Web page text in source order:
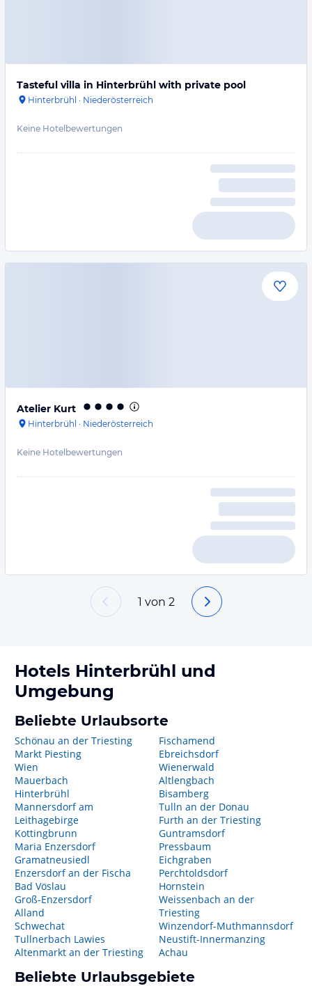
Tasteful villa in Hinterbrühl with private pool
Hinterbrühl · Niederösterreich
Keine Hotelbewertungen
Atelier Kurt
Hinterbrühl · Niederösterreich
Keine Hotelbewertungen
1 von 2
Hotels Hinterbrühl und
Umgebung
Beliebte Urlaubsorte
Schönau an der Triesting
Markt Piesting
Wien
Mauerbach
Hinterbrühl
Mannersdorf am
Leithagebirge
Kottingbrunn
Maria Enzersdorf
Gramatneusiedl
Enzersdorf an der Fischa
Bad Vöslau
Groß-Enzersdorf
Alland
Schwechat
Tullnerbach Lawies
Altenmarkt an der Triesting
Fischamend
Ebreichsdorf
Wienerwald
Altlengbach
Bisamberg
Tulln an der Donau
Furth an der Triesting
Guntramsdorf
Pressbaum
Eichgraben
Perchtoldsdorf
Hornstein
Weissenbach an der
Triesting
Winzendorf-Muthmannsdorf
Neustift-Innermanzing
Achau
Beliebte Urlaubsgebiete